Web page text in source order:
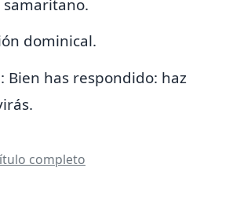
samaritano.
dominical.
Bien has respondido: haz
completo